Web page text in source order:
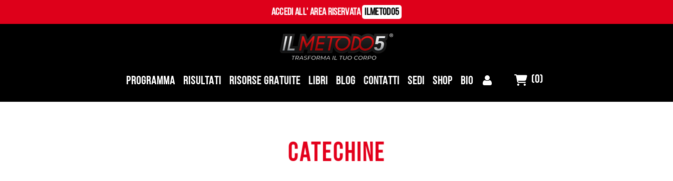
Accedi all' Area Riservata ILMetodo5
PROGRAMMA RISULTATI RISORSE GRATUITE LIBRI BLOG CONTATTI SEDI SHOP BIO (0)
catechine